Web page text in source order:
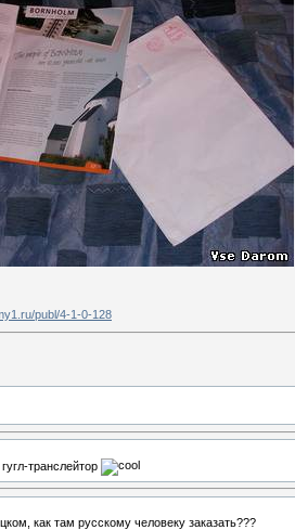
publ/4-1-0-128
транслейтор
как там русскому человеку заказать???